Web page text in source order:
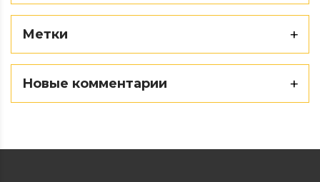
Метки
Новые комментарии